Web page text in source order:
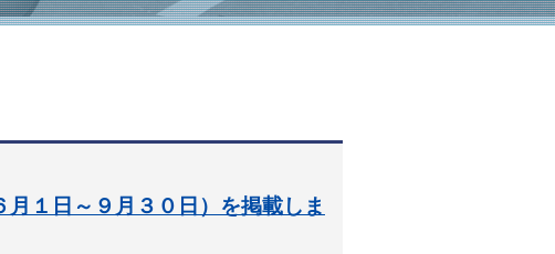
１日～９月３０日）を掲載しま